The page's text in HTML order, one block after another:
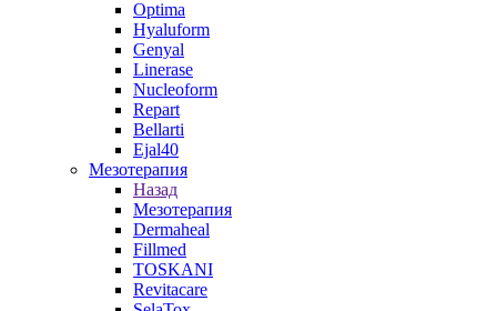
Optima
Hyaluform
Genyal
Linerase
Nucleoform
Repart
Bellarti
Ejal40
Мезотерапия
Назад
Мезотерапия
Dermaheal
Fillmed
TOSKANI
Revitacare